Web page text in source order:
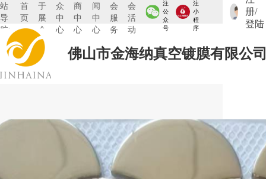
站
导
航:
首
页
于
展
会
众
中
心
商
中
心
闻
中
心
会
服
务
会
活
动
注
公
众
号
注
小
程
序
册/
登陆
佛山市金海纳真空镀膜有限公